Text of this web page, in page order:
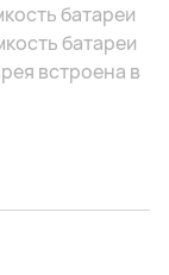
батареи
батареи
встроена в